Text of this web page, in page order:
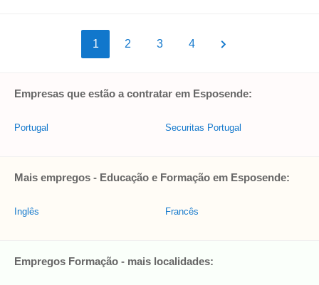
1 2 3 4
Empresas que estão a contratar em Esposende:
Portugal Securitas Portugal
Mais empregos - Educação e Formação em Esposende:
Inglês Francês
Empregos Formação - mais localidades: